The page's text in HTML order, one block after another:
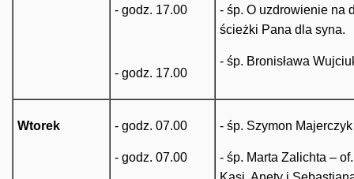
- godz. 17.00
- godz. 17.00
- śp. O uzdrowienie na
ścieżki Pana dla syna.
- śp. Bronisława
Wtorek - godz. 07.00
- godz. 07.00
- śp. Szymon
- śp. Marta Zalichta –